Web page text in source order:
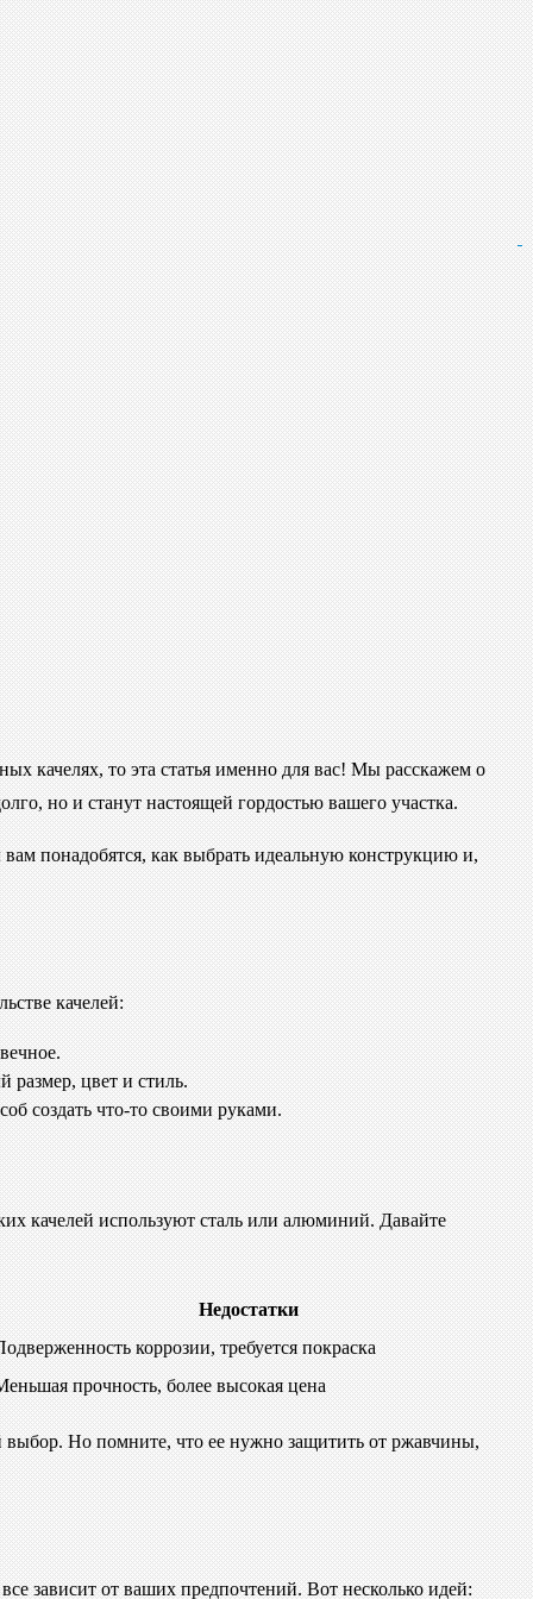
качелях, то эта статья именно для вас! Мы расскажем о
но и станут настоящей гордостью вашего участка.
понадобятся, как выбрать идеальную конструкцию и,
качелей:
размер, цвет и стиль.
создать что-то своими руками.
качелей используют сталь или алюминий. Давайте
Недостатки
коррозии, требуется покраска
прочность, более высокая цена
Но помните, что ее нужно защитить от ржавчины,
зависит от ваших предпочтений. Вот несколько идей: